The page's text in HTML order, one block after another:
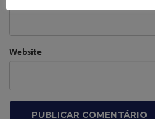
Website